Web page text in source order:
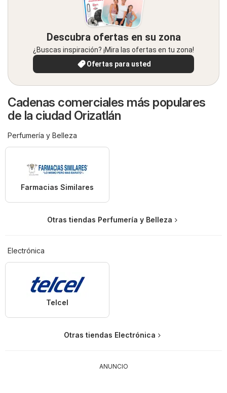
Descubra ofertas en su zona
¿Buscas inspiración? ¡Mira las ofertas en tu zona!
Ofertas para usted
Cadenas comerciales más populares
de la ciudad Orizatlán
Perfumería y Belleza
Farmacias Similares
Otras tiendas Perfumería y Belleza
Electrónica
Telcel
Otras tiendas Electrónica
ANUNCIO